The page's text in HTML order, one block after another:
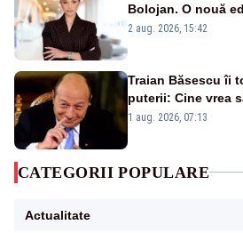
Bolojan. O nouă
emisiunii „Miza
2 aug. 2026, 15:42
Traian Băsescu îi
puterii: Cine vrea
fii prost, se uită la
1 aug. 2026, 07:13
CATEGORII POPULARE
Actualitate